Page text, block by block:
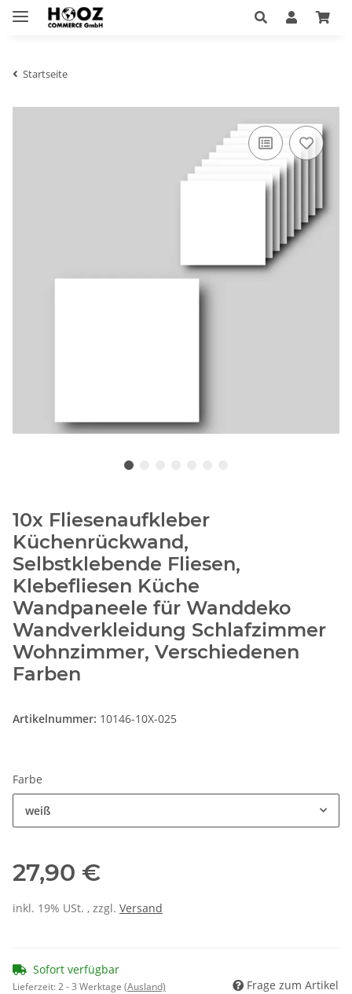
Startseite
10x Fliesenaufkleber
Küchenrückwand,
Selbstklebende Fliesen,
Klebefliesen Küche
Wandpaneele für Wanddeko
Wandverkleidung Schlafzimmer
Wohnzimmer, Verschiedenen
Farben
Artikelnummer: 10146-10X-025
Farbe
weiß
27,90 €
inkl. 19% USt. , zzgl. Versand
Sofort verfügbar
Lieferzeit:2 - 3 Werktage (Ausland) Frage zum Artikel